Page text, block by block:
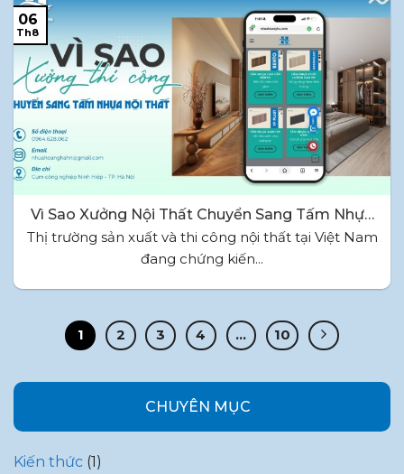
Vì Sao Xưởng Nội Thất Chuyển Sang Tấm Nhựa
Nội Thất?
Thị trường sản xuất và thi công nội thất tại Việt Nam
đang chứng kiến...
06
Th8
1 2 3 4 … 10
CHUYÊN MỤC
Kiến thức (1)